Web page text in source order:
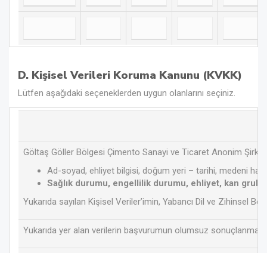
D. Kişisel Verileri Koruma Kanunu (KVKK)
Lütfen aşağıdaki seçeneklerden uygun olanlarını seçiniz.
Göltaş Göller Bölgesi Çimento Sanayi ve Ticaret Anonim
Ad-soyad, ehliyet bilgisi, doğum yeri – tarihi, medeni
Sağlık durumu, engellilik durumu, ehliyet, kan
Yukarıda sayılan Kişisel Veriler’imin, Yabancı Dil ve Zihinsel
Yukarıda yer alan verilerin başvurumun olumsuz